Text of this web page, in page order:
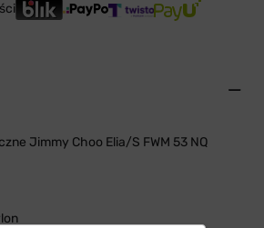
Jimmy Choo Elia/S FWM 53 NQ